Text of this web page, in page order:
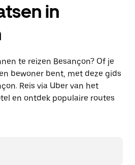
in
te reizen Besançon? Of je
bewoner bent, met deze gids
Reis via Uber van het
en ontdek populaire routes